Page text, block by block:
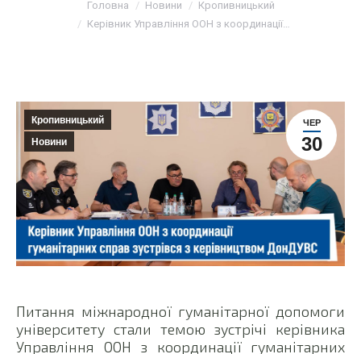
Головна Новини
Кропивницький
Керівник Управління ООН з координації…
ЧЕР
30
Кропивницький
Новини
Питання міжнародної гуманітарної допомоги
університету стали темою зустрічі керівника
Управління ООН з координації гуманітарних